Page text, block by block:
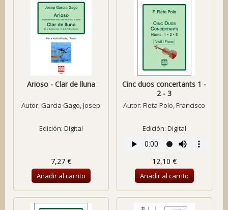
Arioso - Clar de lluna
Autor: Garcia Gago, Josep
Edición: Digital
7,27 €
Añadir al carrito
Cinc duos concertants 1 -
2 - 3
Autor:Fleta Polo, Francisco
Edición: Digital
12,10 €
Añadir al carrito